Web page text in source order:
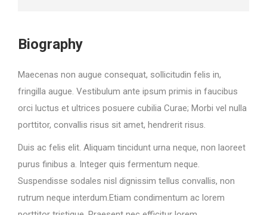
Biography
Maecenas non augue consequat, sollicitudin felis in,
fringilla augue. Vestibulum ante ipsum primis in faucibus
orci luctus et ultrices posuere cubilia Curae; Morbi vel nulla
porttitor, convallis risus sit amet, hendrerit risus.
Duis ac felis elit. Aliquam tincidunt urna neque, non laoreet
purus finibus a. Integer quis fermentum neque.
Suspendisse sodales nisl dignissim tellus convallis, non
rutrum neque interdum.Etiam condimentum ac lorem